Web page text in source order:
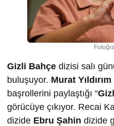
Gizli Bahçe dizisi salı
buluşuyor. Murat Yıldırım
başrollerini paylaştığı “
görücüye çıkıyor. Recai
dizide Ebru Şahin dizide